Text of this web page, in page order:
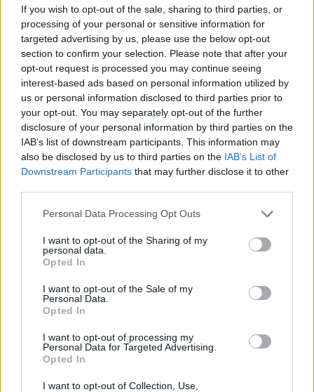
If you wish to opt-out of the sale, sharing to third parties, or
processing of your personal or sensitive information for
targeted advertising by us, please use the below opt-out
section to confirm your selection. Please note that after your
opt-out request is processed you may continue seeing
interest-based ads based on personal information utilized by
us or personal information disclosed to third parties prior to
your opt-out. You may separately opt-out of the further
disclosure of your personal information by third parties on the
IAB’s list of downstream participants. This information may
also be disclosed by us to third parties on the IAB’s List of
Downstream Participants that may further disclose it to other
Please note that this website/app uses one or more Google
not limited to your visit or usage behaviour. You may click to
grant or deny consent to Google and its third-party tags to
use your data for below specified purposes in below Google
consent section.
Personal Data Processing Opt Outs
I want to opt-out of the Sharing of my
personal data.
Opted In
I want to opt-out of the Sale of my
Personal Data.
Opted In
I want to opt-out of processing my
Personal Data for Targeted Advertising.
Opted In
I want to opt-out of Collection, Use,
Itt tart ma a blackmetal
Templom helyett égessünk lemezeket! :(
Gnosis•2015. január 03.
Itt tart ma az úgynevezett blackmetalnak hívott
műfaj.